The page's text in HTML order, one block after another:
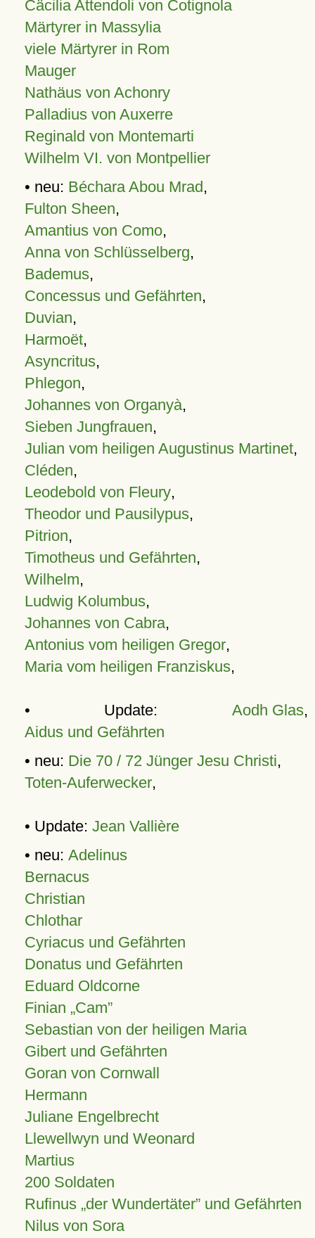
Cäcilia Attendoli von Cotignola
Märtyrer in Massylia
viele Märtyrer in Rom
Mauger
Nathäus von Achonry
Palladius von Auxerre
Reginald von Montemarti
Wilhelm VI. von Montpellier
• neu: Béchara Abou Mrad,
Fulton Sheen,
Amantius von Como,
Anna von Schlüsselberg,
Bademus,
Concessus und Gefährten,
Duvian,
Harmoët,
Asyncritus,
Phlegon,
Johannes von Organyà,
Sieben Jungfrauen,
Julian vom heiligen Augustinus Martinet,
Cléden,
Leodebold von Fleury,
Theodor und Pausilypus,
Pitrion,
Timotheus und Gefährten,
Wilhelm,
Ludwig Kolumbus,
Johannes von Cabra,
Antonius vom heiligen Gregor,
Maria vom heiligen Franziskus,
• Update: Aodh Glas,
Aidus und Gefährten
• neu: Die 70 / 72 Jünger Jesu Christi,
Toten-Auferwecker,
• Update: Jean Vallière
• neu: Adelinus
Bernacus
Christian
Chlothar
Cyriacus und Gefährten
Donatus und Gefährten
Eduard Oldcorne
Finian Cam
Sebastian von der heiligen Maria
Gibert und Gefährten
Goran von Cornwall
Hermann
Juliane Engelbrecht
Llewellwyn und Weonard
Martius
200 Soldaten
Rufinus „der Wundertäter” und Gefährten
Nilus von Sora